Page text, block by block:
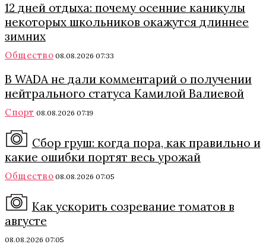
12 дней отдыха: почему осенние каникулы
некоторых школьников окажутся длиннее
зимних
Общество 08.08.2026 07:33
В WADA не дали комментарий о получении
нейтрального статуса Камилой Валиевой
Спорт 08.08.2026 07:19
Сбор груш: когда пора, как правильно и
какие ошибки портят весь урожай
Общество 08.08.2026 07:05
Как ускорить созревание томатов в
августе
08.08.2026 07:05